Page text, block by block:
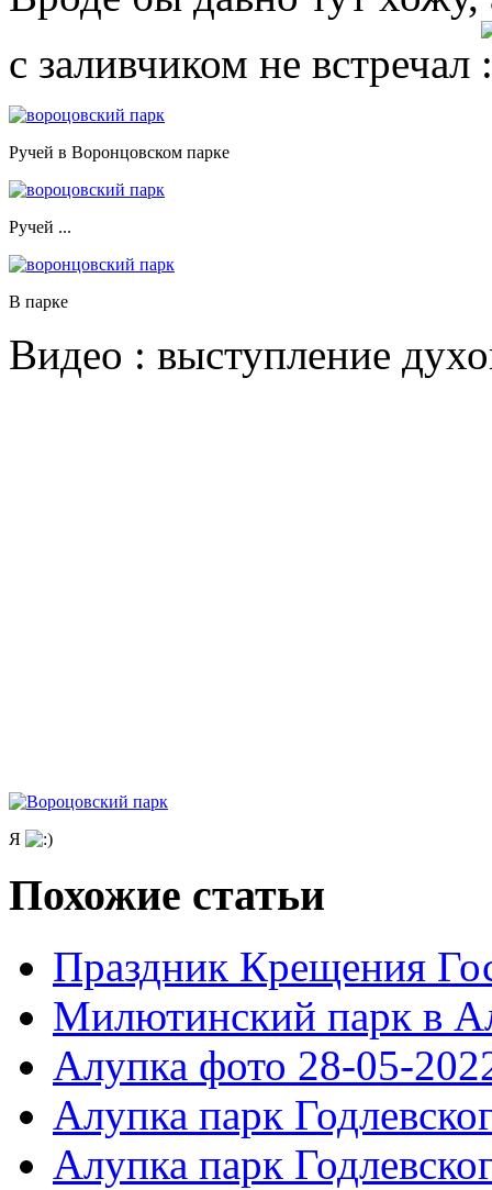
с заливчиком не встречал
Ручей в Воронцовском парке
Ручей ...
В парке
Видео : выступление
Я
Похожие статьи
Праздник Крещения
Милютинский парк в
Алупка фото 28-05-
Алупка парк
Алупка парк